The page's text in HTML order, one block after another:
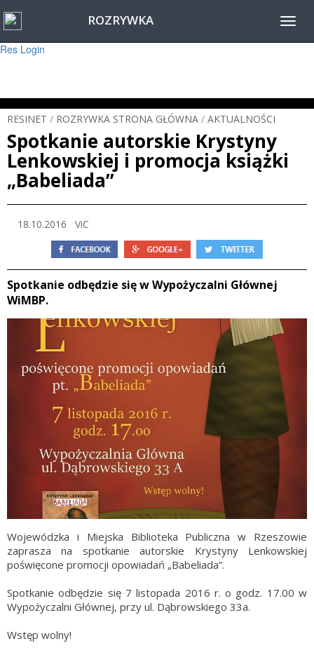
Warning
: session_start(): Failed to read session data: user (path: ) in
Res Login
ROZRYWKA
RESINET / ROZRYWKA STRONA GŁÓWNA / AKTUALNOŚCI
Spotkanie autorskie Krystyny
Lenkowskiej i promocja książki
„Babeliada”
18.10.2016 ViC
Spotkanie odbędzie się w Wypożyczalni Głównej
WiMBP.
Wojewódzka i Miejska Biblioteka Publiczna w Rzeszowie
zaprasza na spotkanie autorskie Krystyny Lenkowskiej
poświęcone promocji opowiadań „Babeliada”.
Spotkanie odbędzie się 7 listopada 2016 r. o godz. 17.00 w
Wypożyczalni Głównej, przy ul. Dąbrowskiego 33a.
Wstęp wolny!